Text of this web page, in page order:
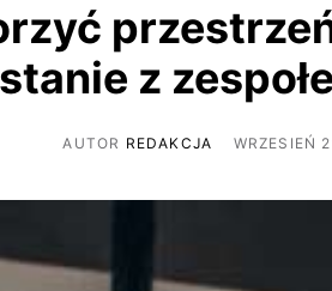
z
AUTOR REDAKCJA WRZESIEŃ